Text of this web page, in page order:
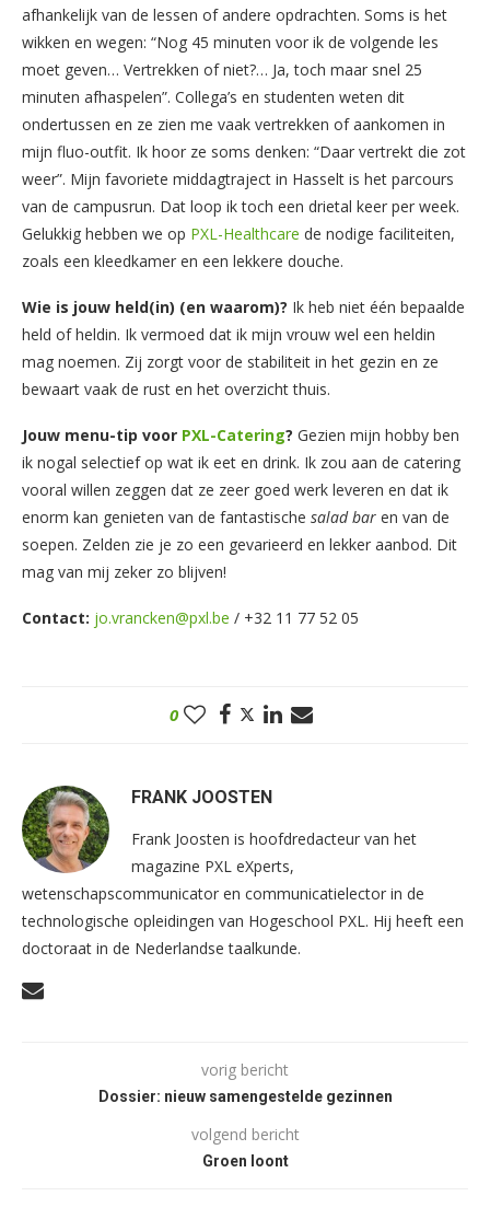
afhankelijk van de lessen of andere opdrachten. Soms is het
wikken en wegen: “Nog 45 minuten voor ik de volgende les
moet geven… Vertrekken of niet?… Ja, toch maar snel 25
minuten afhaspelen”. Collega’s en studenten weten dit
ondertussen en ze zien me vaak vertrekken of aankomen in
mijn fluo-outfit. Ik hoor ze soms denken: “Daar vertrekt die zot
weer”. Mijn favoriete middagtraject in Hasselt is het parcours
van de campusrun. Dat loop ik toch een drietal keer per week.
Gelukkig hebben we op PXL-Healthcare de nodige faciliteiten,
zoals een kleedkamer en een lekkere douche.
Wie is jouw held(in) (en waarom)? Ik heb niet één bepaalde
held of heldin. Ik vermoed dat ik mijn vrouw wel een heldin
mag noemen. Zij zorgt voor de stabiliteit in het gezin en ze
bewaart vaak de rust en het overzicht thuis.
Jouw menu-tip voor PXL-Catering? Gezien mijn hobby ben
ik nogal selectief op wat ik eet en drink. Ik zou aan de catering
vooral willen zeggen dat ze zeer goed werk leveren en dat ik
enorm kan genieten van de fantastische salad bar en van de
soepen. Zelden zie je zo een gevarieerd en lekker aanbod. Dit
mag van mij zeker zo blijven!
Contact: jo.vrancken@pxl.be / +32 11 77 52 05
0
FRANK JOOSTEN
Frank Joosten is hoofdredacteur van het
magazine PXL eXperts,
wetenschapscommunicator en communicatielector in de
technologische opleidingen van Hogeschool PXL. Hij heeft een
doctoraat in de Nederlandse taalkunde.
vorig bericht
Dossier: nieuw samengestelde gezinnen
volgend bericht
Groen loont